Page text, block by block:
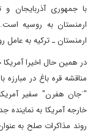
با جمهوری آذربایجان
ارمنستان به روسیه
ارمنستان ـ ترکیه به عامل
در همین حال اخیرا
مناقشه قره باغ در
"ˈجان هفرن" سفیر
خارجه آمریکا به
روند مذاکرات صلح به